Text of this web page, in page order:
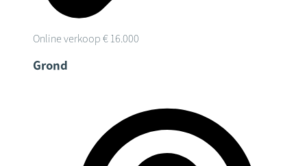
Online verkoop € 16.000
Grond